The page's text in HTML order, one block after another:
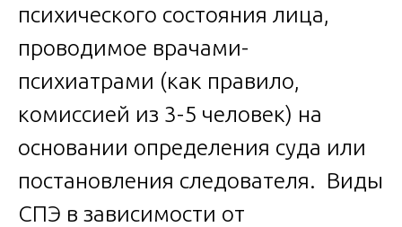
психического состояния лица,
проводимое врачами-
психиатрами (как правило,
комиссией из 3-5 человек) на
основании определения суда или
постановления следователя. Виды
СПЭ в зависимости от